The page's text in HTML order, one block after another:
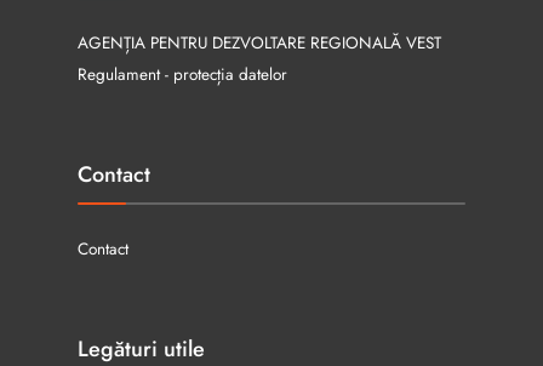
AGENȚIA PENTRU DEZVOLTARE REGIONALĂ VEST
Regulament - protecția datelor
Contact
Contact
Legături utile